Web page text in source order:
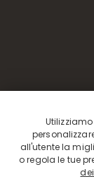
all'utente la
o regola le tue